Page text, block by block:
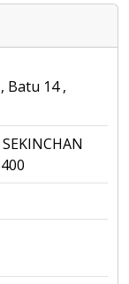
Batu 14 ,